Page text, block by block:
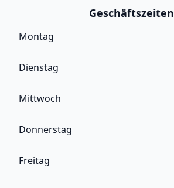
Geschäftszeiten
Montag
Dienstag
Mittwoch
Donnerstag
Freitag